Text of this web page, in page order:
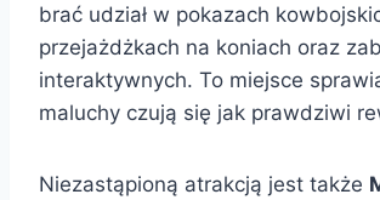
brać udział w pokazach
przejażdżkach na koniach oraz
interaktywnych. To miejsce
maluchy czują się jak prawdziwi
Niezastąpioną atrakcją jest także